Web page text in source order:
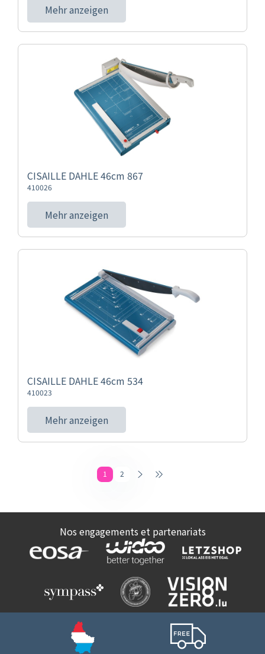
Mehr anzeigen
CISAILLE DAHLE 46cm 867
410026
Mehr anzeigen
CISAILLE DAHLE 46cm 534
410023
Mehr anzeigen
1 2
Nos engagements et partenariats